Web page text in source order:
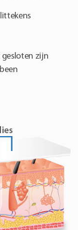
gesloten zijn